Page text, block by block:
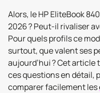
Alors, le HP EliteBook
2026 ? Peut-il rivaliser
Pour quels profils ce
surtout, que valent ses
aujourd’hui ? Cet article
ces questions en détail,
comparer facilement les